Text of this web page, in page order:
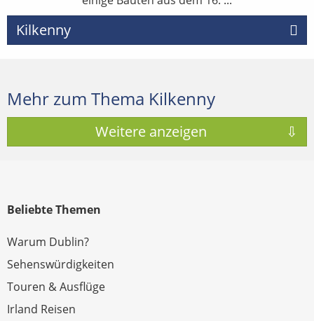
Kilkenny
Mehr zum Thema Kilkenny
Beliebte Themen
Warum Dublin?
Sehenswürdigkeiten
Touren & Ausflüge
Irland Reisen